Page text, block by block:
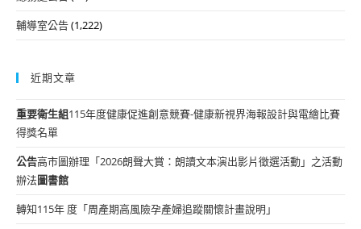
輔導室公告(1,222)
近期文章
重要衛生組115年度健康促進創意競賽-健康新視界海報設計與電繪比賽
得獎名單
公告高市圖辦理「2026朗聲大賞：朗讀文本演出影片徵選活動」之活動
辦法圖書館
轉知115年 度「周產期高風險孕產婦追蹤關懷計畫說明」